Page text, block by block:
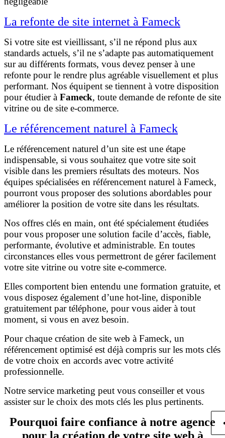
La refonte de site internet à Fameck
Si votre site est vieillissant, s’il ne répond plus aux
standards actuels, s’il ne s’adapte pas automatiquement
sur au différents formats, vous devez penser à une
refonte pour le rendre plus agréable visuellement et plus
performant. Nos équipent se tiennent à votre disposition
pour étudier à Fameck, toute demande de refonte de site
vitrine ou de site e-commerce.
Le référencement naturel à Fameck
Le référencement naturel d’un site est une étape
indispensable, si vous souhaitez que votre site soit
visible dans les premiers résultats des moteurs. Nos
équipes spécialisées en référencement naturel à Fameck,
pourront vous proposer des solutions abordables pour
améliorer la position de votre site dans les résultats.
Nos offres clés en main, ont été spécialement étudiées
pour vous proposer une solution facile d’accès, fiable,
performante, évolutive et administrable. En toutes
circonstances elles vous permettront de gérer facilement
votre site vitrine ou votre site e-commerce.
Elles comportent bien entendu une formation gratuite, et
vous disposez également d’une hot-line, disponible
gratuitement par téléphone, pour vous aider à tout
moment, si vous en avez besoin.
Pour chaque création de site web à Fameck, un
référencement optimisé est déjà compris sur les mots clés
de votre choix en accords avec votre activité
professionnelle.
Notre service marketing peut vous conseiller et vous
assister sur le choix des mots clés les plus pertinents.
Pourquoi faire confiance à notre agence